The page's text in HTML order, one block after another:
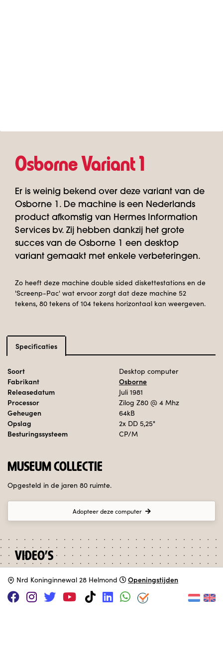
Osborne Variant 1
Er is weinig bekend over deze variant van de
Osborne 1. De machine is een Nederlands
product afkomstig van Hermes Information
Services bv. Zij hebben dankzij het grote
succes van de Osborne 1 een desktop
variant gemaakt met enkele verbeteringen.
Zo heeft deze machine double sided diskettestations en de
'Screenp-Pac' wat ervoor zorgt dat deze machine 52
tekens, 80 tekens of 104 tekens horizontaal kan weergeven.
Specificaties
Soort Desktop computer
Fabrikant
Osborne
Releasedatum
Juli 1981
Processor Zilog Z80 @ 4 Mhz
Geheugen 64kB
Opslag 2x DD 5,25"
Besturingssysteem CP/M
MUSEUM COLLECTIE
Opgesteld in de jaren 80 ruimte.
Adopteer deze computer
VIDEO'S
Nrd Koninginnewal 28 Helmond Openingstijden